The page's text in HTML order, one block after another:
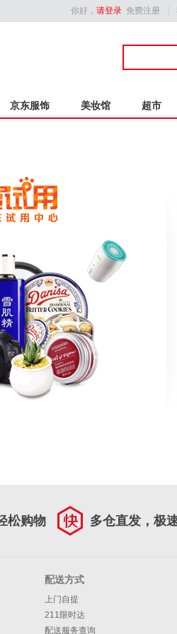
你好， 请登录 免费注册
京东服饰 美妆馆 超市
松购物 多仓直发，极
配送方式
上门自提
211限时达
配送服务查询